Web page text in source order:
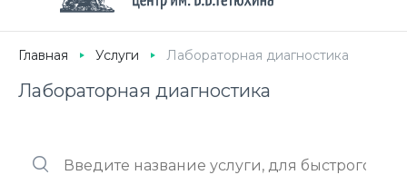
Главная Услуги Лабораторная диагностика
Лабораторная диагностика